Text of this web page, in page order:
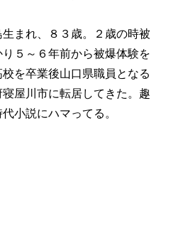
まれ、８３歳。２歳の時被
５～６年前から被爆体験を
を卒業後山口県職員となる
屋川市に転居してきた。趣
小説にハマってる。